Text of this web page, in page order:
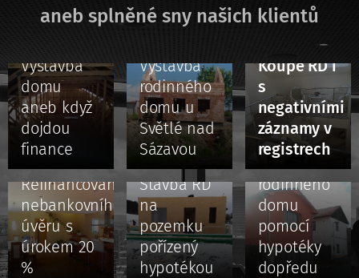
aneb splněné sny našich klientů
Výstavba
domu
aneb když
dojdou
finance
Výstavba
rodinného
domu u
Světlé nad
Sázavou
Koupě RD i
s
negativními
záznamy v
registrech
Refinancování
nebankovního
úvěru s
úrokem 20
%
Stavba RD
na
pozemku
pořízený
hypotékou
14.01.2021
Koupě
rodinného
domu
pomocí
hypotéky
dopředu